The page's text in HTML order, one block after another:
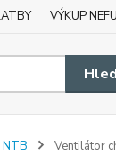
VÝKUP
Ventilátor